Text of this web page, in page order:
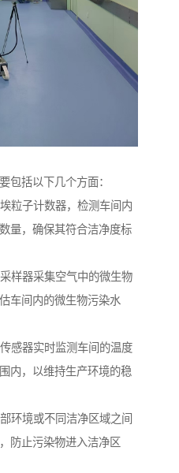
包括以下几个方面：
粒子计数器，检测车间内
量，确保其符合洁净度标
样器采集空气中的微生物
车间内的微生物污染水
感器实时监测车间的温度
内，以维持生产环境的稳
环境或不同洁净区域之间
防止污染物进入洁净区